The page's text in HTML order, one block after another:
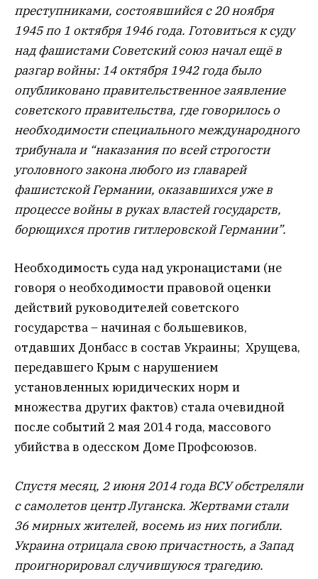
преступниками, состоявшийся с 20 ноября
1945 по 1 октября 1946 года. Готовиться к суду
над фашистами Советский союз начал ещё в
разгар войны: 14 октября 1942 года было
опубликовано правительственное заявление
советского правительства, где говорилось о
необходимости специального международного
трибунала и “наказания по всей строгости
уголовного закона любого из главарей
фашистской Германии, оказавшихся уже в
процессе войны в руках властей государств,
борющихся против гитлеровской Германии”.
Необходимость суда над укронацистами (не
говоря о необходимости правовой оценки
действий руководителей советского
государства – начиная с большевиков,
отдавших Донбасс в состав Украины; Хрущева,
передавшего Крым с нарушением
установленных юридических норм и
множества других фактов) стала очевидной
после событий 2 мая 2014 года, массового
убийства в одесском Доме Профсоюзов.
Спустя месяц, 2 июня 2014 года ВСУ обстреляли
с самолетов центр Луганска. Жертвами стали
36 мирных жителей, восемь из них погибли.
Украина отрицала свою причастность, а Запад
проигнорировал случившуюся трагедию.